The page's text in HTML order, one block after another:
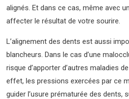
alignés. Et dans ce cas, même avec
affecter le résultat de votre sourire.
L’alignement des dents est aussi
blancheurs. Dans le cas d’une
risque d’apporter d’autres maladies
effet, les pressions exercées par ce
guider l’usure prématurée des dents,